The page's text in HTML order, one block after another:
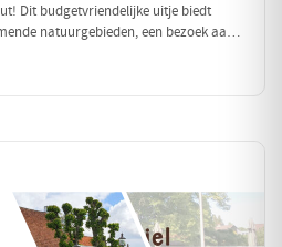
Dit budgetvriendelijke uitje biedt
natuurgebieden, een bezoek aan
avontuur zonder je portemonnee te